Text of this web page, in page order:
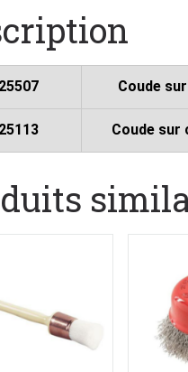
Coude
Coude sur